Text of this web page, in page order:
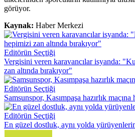
görüyor.
Kaynak: Haber Merkezi
Editörün Seçtiği
Vergisini veren karavancılar isyanda:
zan altında bırakıyor"
Editörün Seçtiği
Samsunspor, Kasımpaşa hazırlık maçına
Editörün Seçtiği
En güzel dostluk, aynı yolda